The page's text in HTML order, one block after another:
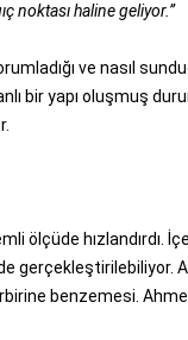
noktası haline geliyor.”
ve nasıl
bir yapı oluşmuş
ölçüde hızlandırdı.
gerçekleştirilebiliyor.
benzemesi.